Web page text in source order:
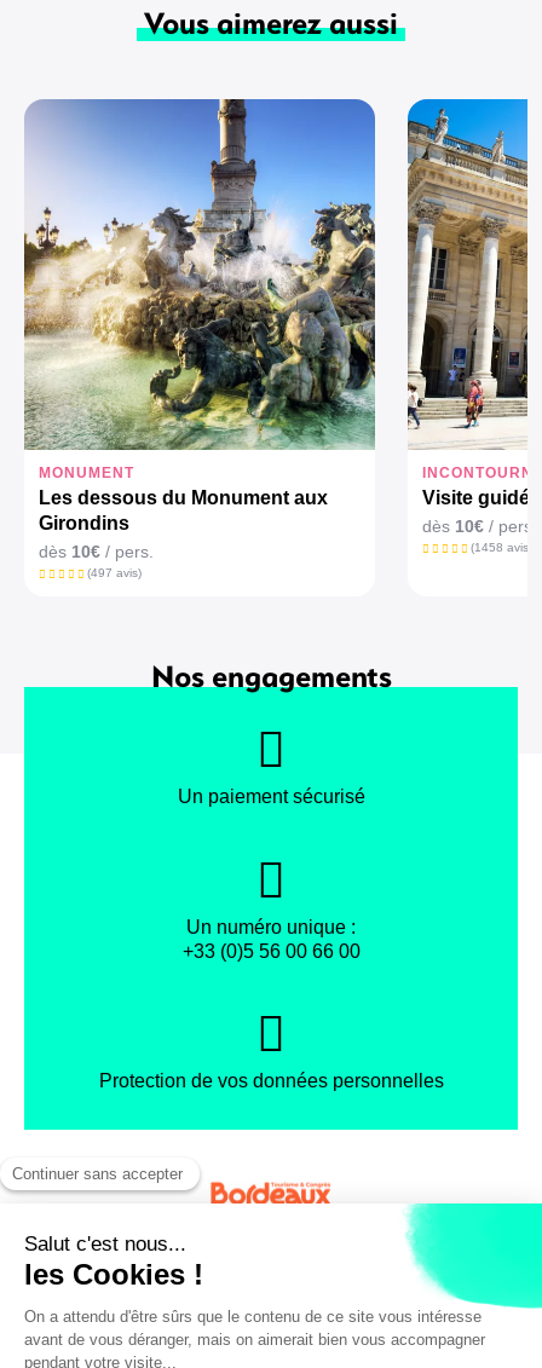
Vous aimerez aussi
MONUMENT
Les dessous du Monument aux
Girondins
dès 10€ / pers.
(497 avis)
Visite
dès 10€ / pers.
(1458 avis)
Nos engagements
Un paiement sécurisé
Un numéro unique :
+33 (0)5 56 00 66 00
Protection de vos données personnelles
Mentions légales
Conditions générales de vente
Politique de confidentialité